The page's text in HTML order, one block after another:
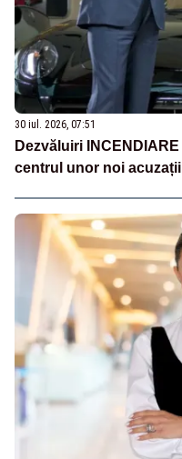
30 iul. 2026, 07:51
Dezvăluiri
centrul unor noi